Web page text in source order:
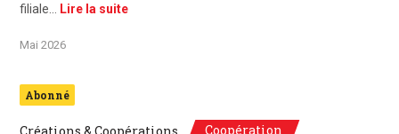
filiale…
Lire la suite
Mai 2026
Abonné
Coopération